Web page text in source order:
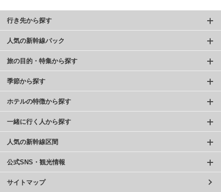
行き先から探す
人気の新幹線パック
旅の目的・特集から探す
季節から探す
ホテルの特徴から探す
一緒に行く人から探す
人気の新幹線区間
公式SNS・観光情報
サイトマップ